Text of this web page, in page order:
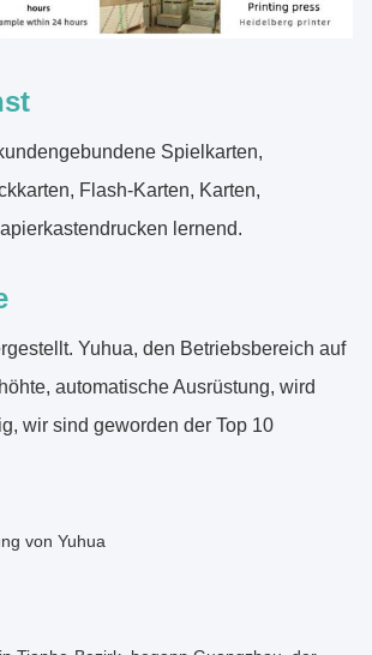
Spielkarten,
Flash-Karten, Karten,
lernend.
Yuhua, den Betriebsbereich auf
automatische Ausrüstung, wird
wir sind geworden der Top 10
von Yuhua